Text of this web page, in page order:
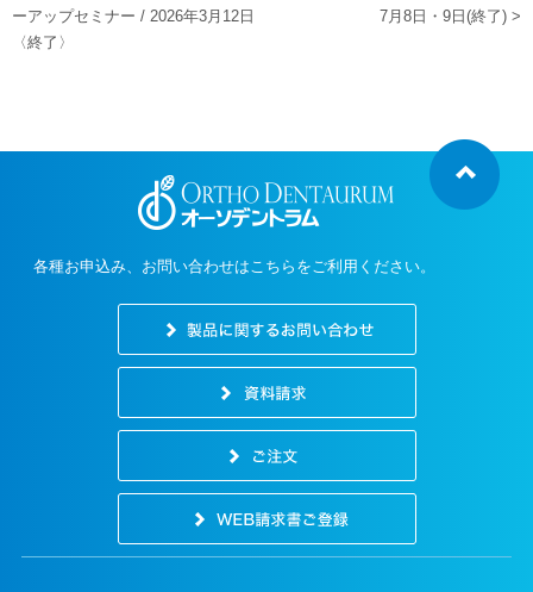
ーアップセミナー / 2026年3月12日
〈終了〉
7月8日・9日(終了) >
各種お申込み、お問い合わせはこちらをご利用ください。